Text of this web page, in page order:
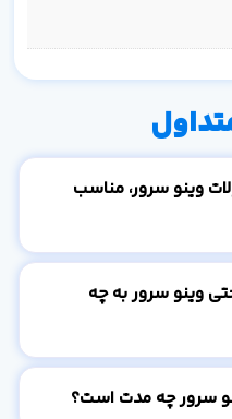
وینو سرور، مناسب
وینو سرور به چه
سرور چه مدت است؟